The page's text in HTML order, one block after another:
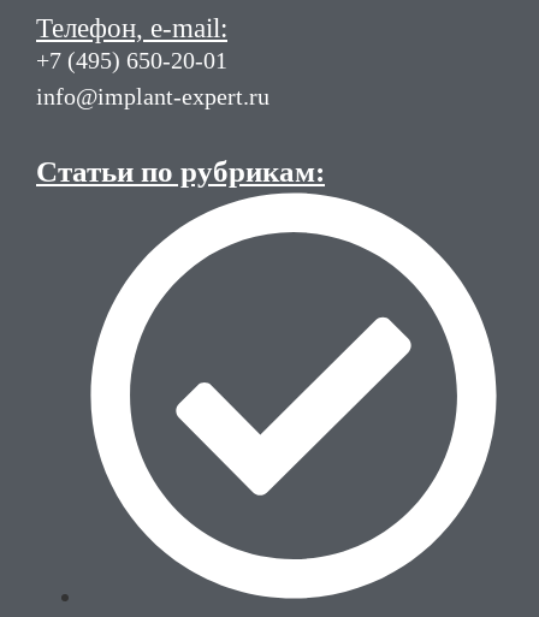
Телефон, e-mail:
+7 (495) 650-20-01
info@implant-expert.ru
Статьи по рубрикам: